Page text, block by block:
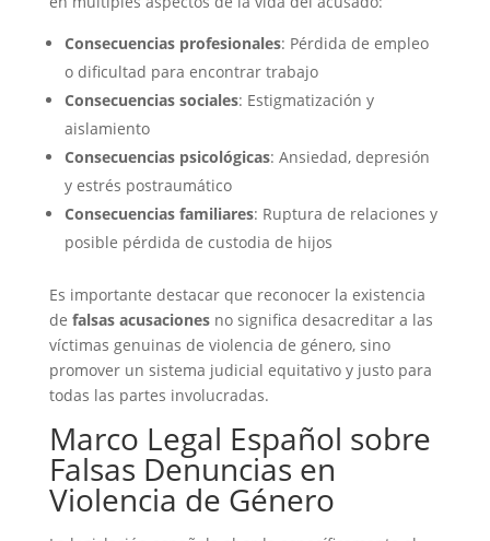
Consecuencias profesionales: Pérdida de empleo
o dificultad para encontrar trabajo
Consecuencias sociales: Estigmatización y
aislamiento
Consecuencias psicológicas: Ansiedad, depresión
y estrés postraumático
Consecuencias familiares: Ruptura de relaciones y
posible pérdida de custodia de hijos
Es importante destacar que reconocer la existencia
de falsas acusacionesno significa desacreditar a las
víctimas genuinas de violencia de género, sino
promover un sistema judicial equitativo y justo para
todas las partes involucradas.
Marco Legal Español sobre
Falsas Denuncias en
Violencia de Género